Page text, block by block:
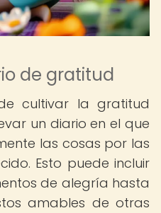
de gratitud
cultivar la gratitud
un diario en el que
las cosas por las
Esto puede incluir
de alegría hasta
amables de otras